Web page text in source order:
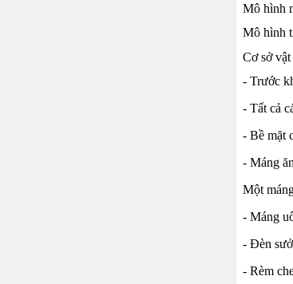
Mô hình
Mô hình
Cơ sở vật
- Trước
- Tất cả
- Bề mặt
- Máng
Một
- Máng
- Đèn
- Rèm